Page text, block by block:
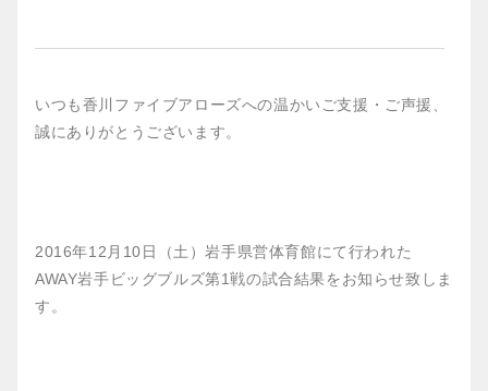
いつも香川ファイブアローズへの温かいご支援・ご声援、
誠にありがとうございます。
2016年12月10日（土）岩手県営体育館にて行われた
AWAY岩手ビッグブルズ第1戦の試合結果をお知らせ致しま
す。